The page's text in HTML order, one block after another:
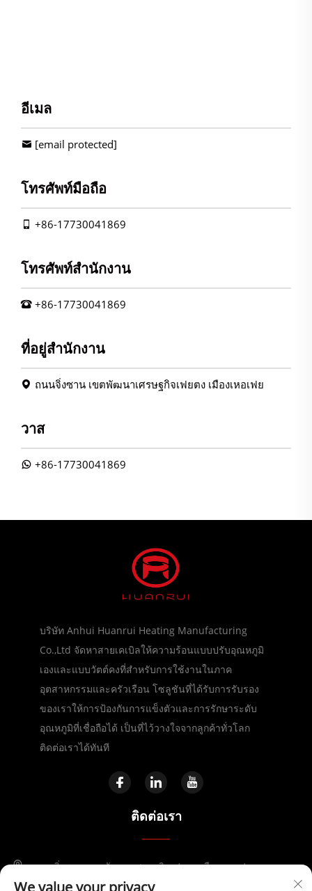
อีเมล
[email protected]
โทรศัพท์มือถือ
+86-17730041869
โทรศัพท์สำนักงาน
+86-17730041869
ที่อยู่สำนักงาน
ถนนจิ่งซาน เขตพัฒนาเศรษฐกิจเฟยตง เมืองเหอเฟย
วาส
+86-17730041869
บริษัท Anhui Huanrui Heating Manufacturing
Co.,Ltd จัดหาสายเคเบิลให้ความร้อนแบบปรับอุณหภูมิ
เองและแบบวัตต์คงที่สำหรับการใช้งานในภาค
อุตสาหกรรมและครัวเรือน โซลูชันที่ได้รับการรับรอง
ของเราให้การป้องกันการแข็งตัวและการรักษาระดับ
อุณหภูมิที่เชื่อถือได้ เป็นที่ไว้วางใจจากลูกค้าทั่วโลก
ติดต่อเราได้ทันที
ติดต่อเรา
ถนนจิ่งซาน เขตพัฒนาเศรษฐกิจเฟยตง เมืองเหอเฟย
We value your privacy